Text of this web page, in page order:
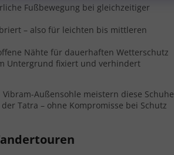
Fußbewegung bei gleichzeitiger
– also für leichten bis mittleren
Nähte für dauerhaften Wetterschutz
Untergrund fixiert und verhindert
Außensohle meistern diese Schuhe
Tatra – ohne Kompromisse bei Schutz